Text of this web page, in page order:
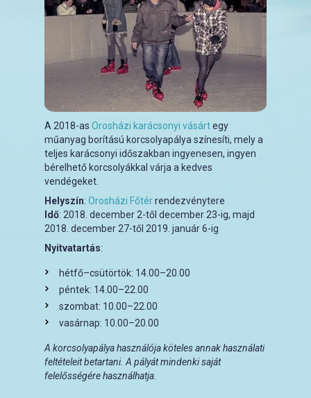
A 2018-as Orosházi karácsonyi vásártegy
műanyag borítású korcsolyapálya színesíti, mely a
teljes karácsonyi időszakban ingyenesen, ingyen
bérelhető korcsolyákkal várja a kedves
vendégeket.
Helyszín: Orosházi Főtérrendezvénytere
Idő: 2018. december 2-től december 23-ig, majd
2018. december 27-től 2019. január 6-ig
Nyitvatartás:
hétfő–csütörtök: 14.00–20.00
péntek: 14.00–22.00
szombat: 10.00–22.00
vasárnap: 10.00–20.00
A korcsolyapálya használója köteles annak használati
feltételeit betartani. A pályát mindenki saját
felelősségére használhatja.